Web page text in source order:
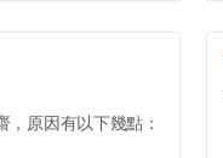
原因有以下幾點：